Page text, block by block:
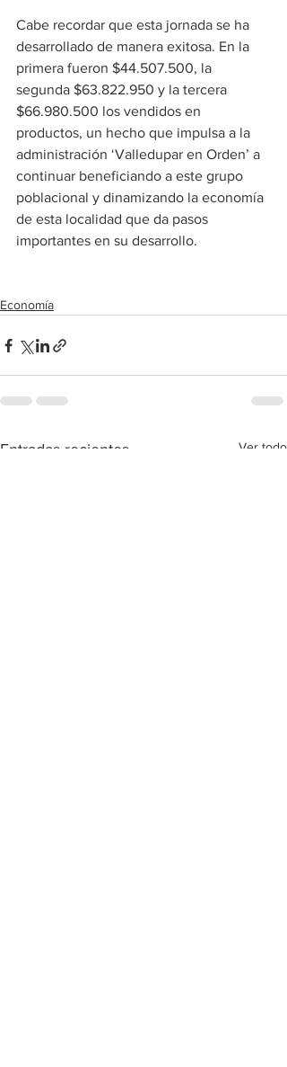
Cabe recordar que esta jornada se ha
desarrollado de manera exitosa. En la
primera fueron $44.507.500, la
segunda $63.822.950 y la tercera
$66.980.500 los vendidos en
productos, un hecho que impulsa a la
administración ‘Valledupar en Orden’ a
continuar beneficiando a este grupo
poblacional y dinamizando la economía
de esta localidad que da pasos
importantes en su desarrollo.
Economía
Entradas recientes Ver todo